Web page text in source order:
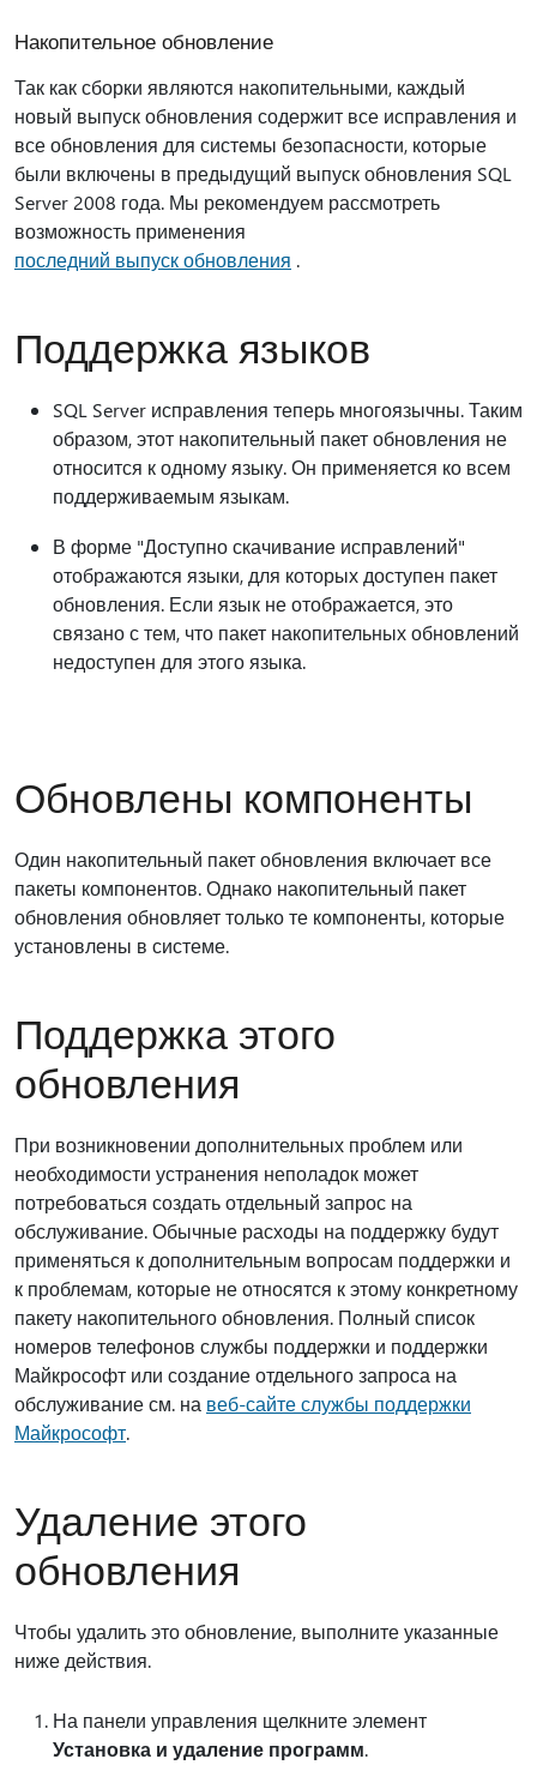
Накопительное обновление
Так как сборки являются накопительными, каждый
новый выпуск обновления содержит все исправления и
все обновления для системы безопасности, которые
были включены в предыдущий выпуск обновления SQL
Server 2008 года. Мы рекомендуем рассмотреть
возможность применения
последний выпуск обновления .
Поддержка языков
SQL Server исправления теперь многоязычны. Таким
образом, этот накопительный пакет обновления не
относится к одному языку. Он применяется ко всем
поддерживаемым языкам.
В форме "Доступно скачивание исправлений"
отображаются языки, для которых доступен пакет
обновления. Если язык не отображается, это
связано с тем, что пакет накопительных обновлений
недоступен для этого языка.
Обновлены компоненты
Один накопительный пакет обновления включает все
пакеты компонентов. Однако накопительный пакет
обновления обновляет только те компоненты, которые
установлены в системе.
Поддержка этого
обновления
При возникновении дополнительных проблем или
необходимости устранения неполадок может
потребоваться создать отдельный запрос на
обслуживание. Обычные расходы на поддержку будут
применяться к дополнительным вопросам поддержки и
к проблемам, которые не относятся к этому конкретному
пакету накопительного обновления. Полный список
номеров телефонов службы поддержки и поддержки
Майкрософт или создание отдельного запроса на
обслуживание см. на веб-сайте службы поддержки
Майкрософт.
Удаление этого
обновления
Чтобы удалить это обновление, выполните указанные
ниже действия.
На панели управления щелкните элемент
Установка и удаление программ.